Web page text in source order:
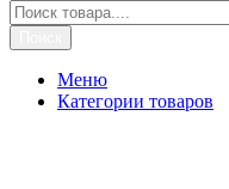
Меню
Категории товаров